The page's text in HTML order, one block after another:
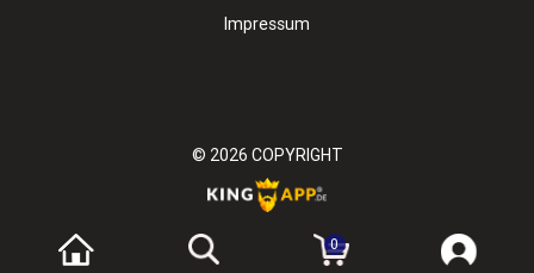
Impressum
© 2026 COPYRIGHT
0